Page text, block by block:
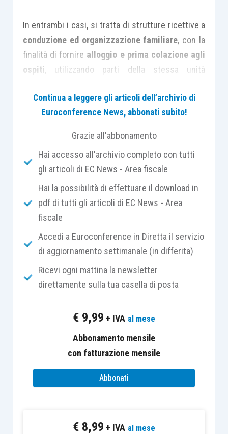
In entrambi i casi, si tratta di strutture ricettive a
conduzione ed organizzazione familiare, con la
finalità di fornire alloggio e prima colazione agli
ospiti, utilizzando parti della stessa unità
con spazi familiari condivisi.
In base alla citata normativa, la differenza tra le
sussistenza o meno delrequisito
dell’imprenditorialità: nel primo caso, il B&B era
una strutturagestita da privati in forma non
imprenditorialementre, nel secondo il B&B era
definito quale struttura caratterizzata dalla
presenza del requisito dell’imprenditorialità
con gestione dell’attività in modo professionale.
A seguito della sentenza n. 80/2012 emessa dalla
tali articoli sono stati dichiarati
come per tutte le altre strutture turistico-
ricettive, è stata rimessa alla disciplina delle
singole leggi regionali.
Tuttavia (e pur con le dovute differenze previste
ricettive caratterizzate dalla conduzione
Continua a leggere gli articoli dell’archivio di
Euroconference News, abbonati subito!
Grazie all'abbonamento
Hai accesso all'archivio completo con tutti
gli articoli di EC News - Area fiscale
Hai la possibilità di effettuare il download in
pdf di tutti gli articoli di EC News - Area
fiscale
Accedi a Euroconference in Diretta il servizio
di aggiornamento settimanale (in differita)
Ricevi ogni mattina la newsletter
direttamente sulla tua casella di posta
€ 9,99 + IVA al mese
Abbonamento mensile
con fatturazione mensile
Abbonati
€ 8,99 + IVA al mese